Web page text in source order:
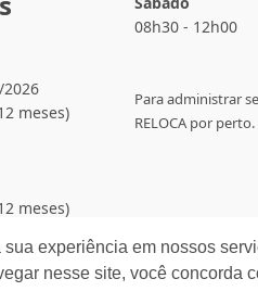
experiência em nossos
nesse site, você concorda
meses)
meses)
08h30 - 12h00
Para administrar
RELOCA por perto.